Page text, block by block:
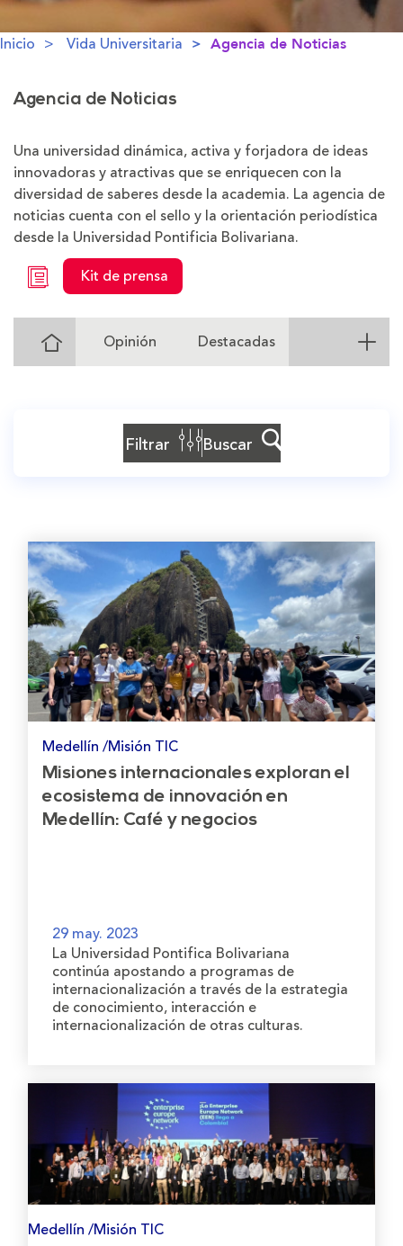
Inicio Vida Universitaria Agencia de Noticias
Agencia de Noticias
Una universidad dinámica, activa y forjadora de ideas
innovadoras y atractivas que se enriquecen con la
diversidad de saberes desde la academia. La agencia de
noticias cuenta con el sello y la orientación periodística
desde la Universidad Pontificia Bolivariana.
Kit de prensa
Ir
al
Opinión Destacadas
Filtrar Buscar
Medellín /Misión TIC
Misiones internacionales exploran el
ecosistema de innovación en
Medellín: Café y negocios
29 may. 2023
La Universidad Pontifica Bolivariana
continúa apostando a programas de
internacionalización a través de la estrategia
de conocimiento, interacción e
internacionalización de otras culturas.
Medellín /Misión TIC